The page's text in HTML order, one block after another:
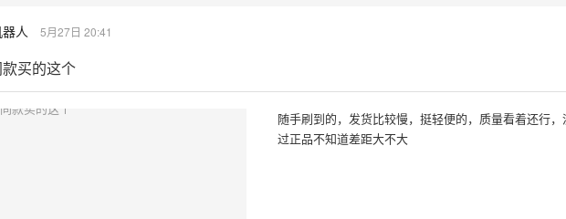
人 5月27日 20:41
买的这个
随手刷到的，发货比较慢，挺轻便的，质量看着还行，
过正品不知道差距大不大